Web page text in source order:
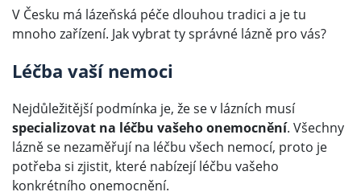
V Česku má lázeňská péče dlouhou tradici a je tu
mnoho zařízení. Jak vybrat ty správné lázně pro vás?
Léčba vaší nemoci
Nejdůležitější podmínka je, že se v lázních musí
specializovat na léčbu vašeho onemocnění. Všechny
lázně se nezaměřují na léčbu všech nemocí, proto je
potřeba si zjistit, které nabízejí léčbu vašeho
konkrétního onemocnění.